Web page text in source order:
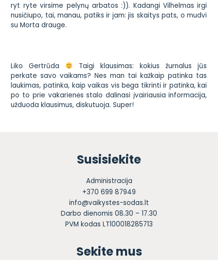
ryt ryte virsime pelynų arbatos :)). Kadangi Vilhelmas irgi
nusičiupo, tai, manau, patiks ir jam: jis skaitys pats, o mudvi
su Morta drauge.
Liko Gertrūda
Taigi klausimas: kokius žurnalus jūs
perkate savo vaikams? Nes man tai kažkaip patinka tas
laukimas, patinka, kaip vaikas vis bėga tikrinti ir patinka, kai
po to prie vakarienės stalo dalinasi įvairiausia informacija,
užduoda klausimus, diskutuoja. Super!
Susisiekite
Administracija
+370 699 87949
info@vaikystes-sodas.lt
Darbo dienomis 08.30 – 17.30
PVM kodas LT100018285713
Sekite mus